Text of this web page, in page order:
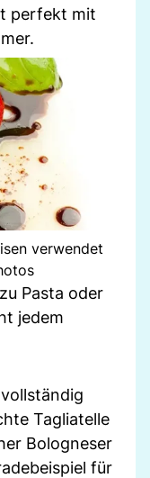
perfekt mit
verwendet
Pasta oder
jedem
Tagliatelle
Bologneser
für